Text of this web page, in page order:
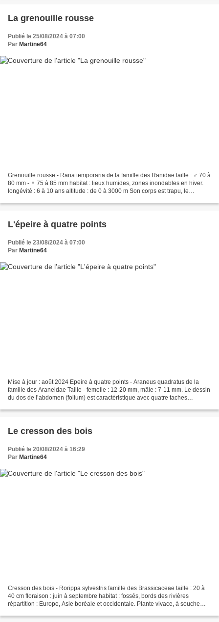
La grenouille rousse
Publié le 25/08/2024 à 07:00
Par Martine64
Grenouille rousse - Rana temporaria de la famille des Ranidae taille : ♂ 70 à
80 mm - ♀ 75 à 85 mm habitat : lieux humides, zones inondables en hiver.
longévité : 6 à 10 ans altitude : de 0 à 3000 m Son corps est trapu, le
L'épeire à quatre points
Publié le 23/08/2024 à 07:00
Par Martine64
Mise à jour : août 2024 Epeire à quatre points - Araneus quadratus de la
famille des Araneidae Taille - femelle : 12-20 mm, mâle : 7-11 mm. Le dessin
du dos de l’abdomen (folium) est caractéristique avec quatre taches
Le cresson des bois
Publié le 20/08/2024 à 16:29
Par Martine64
Cresson des bois - Rorippa sylvestris famille des Brassicaceae taille : 20 à
40 cm floraison : juin à septembre habitat : fossés, bords des rivières
répartition : Europe, Asie boréale et occidentale. Plante vivace, à souche